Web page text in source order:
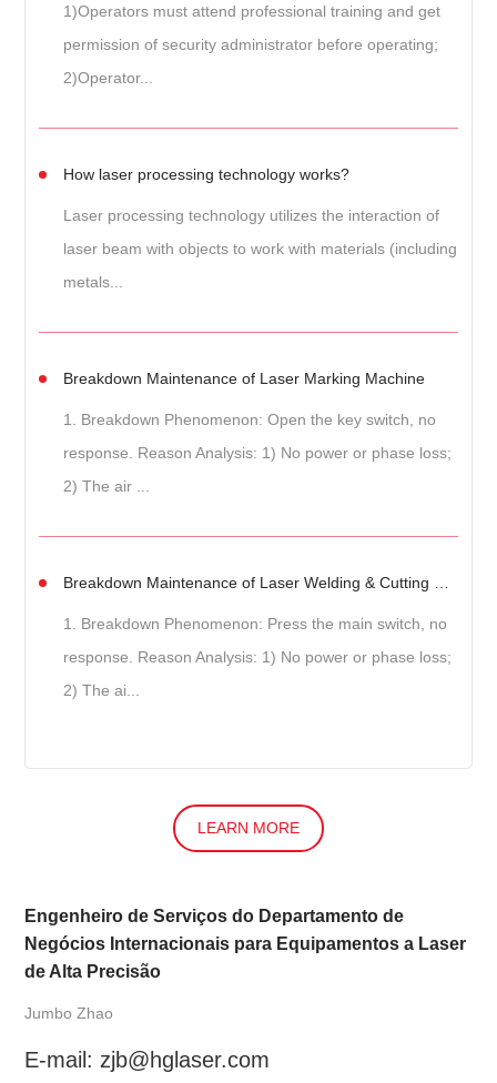
1)Operators must attend professional training and get
permission of security administrator before operating;
2)Operator...
How laser processing technology works?
Laser processing technology utilizes the interaction of
laser beam with objects to work with materials (including
metals...
Breakdown Maintenance of Laser Marking Machine
1. Breakdown Phenomenon: Open the key switch, no
response. Reason Analysis: 1) No power or phase loss;
2) The air ...
Breakdown Maintenance of Laser Welding & Cutting Machine
1. Breakdown Phenomenon: Press the main switch, no
response. Reason Analysis: 1) No power or phase loss;
2) The ai...
LEARN MORE
Engenheiro de Serviços do Departamento de
Negócios Internacionais para Equipamentos a Laser
de Alta Precisão
Jumbo Zhao
E-mail: zjb@hglaser.com